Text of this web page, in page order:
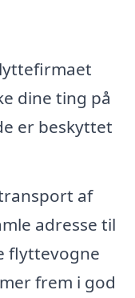
dine ting på
er beskyttet
af
adresse til
flyttevogne
frem i god